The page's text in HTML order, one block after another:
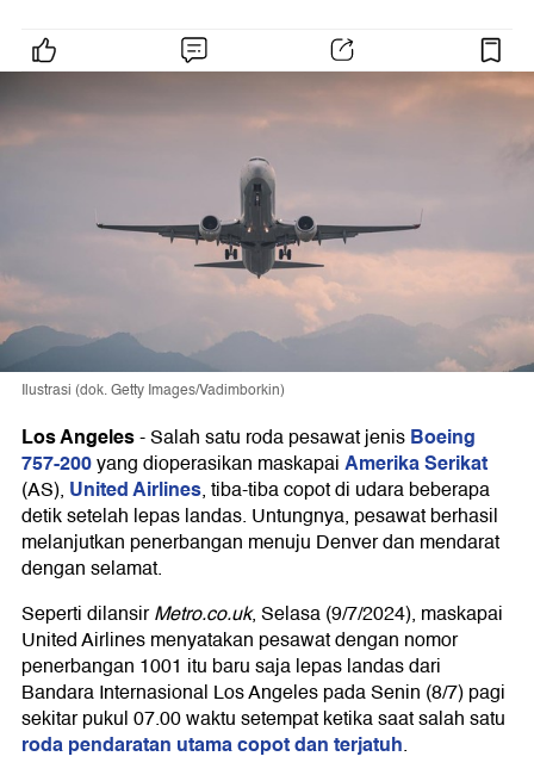
Ilustrasi (dok. Getty Images/Vadimborkin)
Los Angeles-Salah satu roda pesawat jenisBoeing
757-200yang dioperasikan maskapaiAmerika Serikat
(AS), United Airlines, tiba-tiba copot di udara beberapa
detik setelah lepas landas. Untungnya, pesawat berhasil
melanjutkan penerbangan menuju Denver dan mendarat
dengan selamat.
Seperti dilansirMetro.co.uk, Selasa (9/7/2024), maskapai
United Airlines menyatakan pesawat dengan nomor
penerbangan 1001 itu baru saja lepas landas dari
Bandara Internasional Los Angeles pada Senin (8/7) pagi
sekitar pukul 07.00 waktu setempat ketika saat salah satu
roda pendaratan utama copot dan terjatuh.